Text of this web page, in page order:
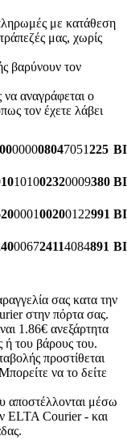
με κατάθεση
μας, χωρίς
βαρύνουν τον
να αναγράφεται ο
τον έχετε λάβει
000008047051225
101002320009380
000100200122991
006724114084891
σας κατα την
στην πόρτα σας.
1.86€ ανεξάρτητα
ή του βάρους του.
προστίθεται
να το δείτε
αποστέλλονται μέσω
ELTA Courier - και